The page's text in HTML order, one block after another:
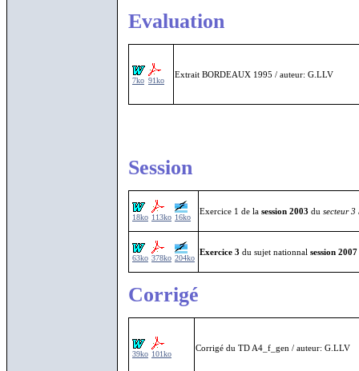
Evaluation
7ko 91ko
Extrait BORDEAUX 1995 / auteur: G.LLV
Session
18ko 113ko 16ko
Exercice 1 de la session 2003 du secteur 3
63ko 378ko 204ko
Exercice 3 du sujet nationnal session 2007
Corrigé
39ko 101ko
Corrigé du TD A4_f_gen / auteur: G.LLV